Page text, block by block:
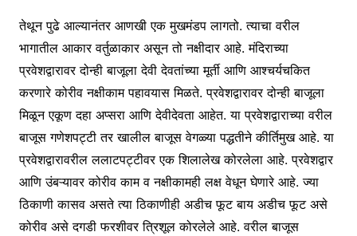
तेथून पुढे आल्यानंतर आणखी एक मुखमंडप लागतो. त्याचा वरील
भागातील आकार वर्तुळाकार असून तो नक्षीदार आहे. मंदिराच्या
प्रवेशद्वारावर दोन्ही बाजूला देवी देवतांच्या मूर्ती आणि आश्चर्यचकित
करणारे कोरीव नक्षीकाम पहावयास मिळते. प्रवेशद्वारावर दोन्ही बाजूला
मिळून एकूण दहा अप्सरा आणि देवीदेवता आहेत. या प्रवेशद्वाराच्या वरील
बाजूस गणेशपट्टी तर खालील बाजूस वेगळ्या पद्धतीने कीर्तिमुख आहे. या
प्रवेशद्वारावरील ललाटपट्टीवर एक शिलालेख कोरलेला आहे. प्रवेशद्वार
आणि उंबऱ्यावर कोरीव काम व नक्षीकामही लक्ष वेधून घेणारे आहे. ज्या
ठिकाणी कासव असते त्या ठिकाणीही अडीच फूट बाय अडीच फूट असे
कोरीव असे दगडी फरशीवर त्रिशूल कोरलेले आहे. वरील बाजूस